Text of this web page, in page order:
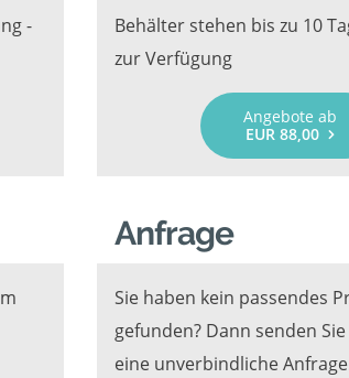
-
Behälter stehen bis zu 10
zur Verfügung
Angebote ab
EUR 88,00
Anfrage
Sie haben kein passendes
gefunden? Dann senden
eine unverbindliche